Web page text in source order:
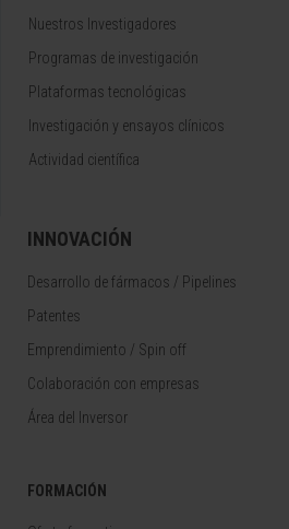
Nuestros Investigadores
Programas de investigación
Plataformas tecnológicas
Investigación y ensayos clínicos
Actividad científica
INNOVACIÓN
Desarrollo de fármacos / Pipelines
Patentes
Emprendimiento / Spin off
Colaboración con empresas
Área del Inversor
FORMACIÓN